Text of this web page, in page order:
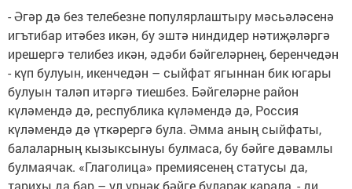
- Әгәр дә без телебезне популярлаштыру мәсьәләсенә
игътибар итәбез икән, бу эштә ниндидер нәтиҗәләргә
ирешергә телибез икән, әдәби бәйгеләрнең, беренчедән
- күп булуын, икенчедән – сыйфат ягыннан бик югары
булуын таләп итәргә тиешбез. Бәйгеләрне район
күләмендә дә, республика күләмендә дә, Россия
күләмендә дә үткәрергә була. Әмма аның сыйфаты,
балаларның кызыксынуы булмаса, бу бәйге дәвамлы
булмаячак. «Глаголица» премиясенең статусы да,